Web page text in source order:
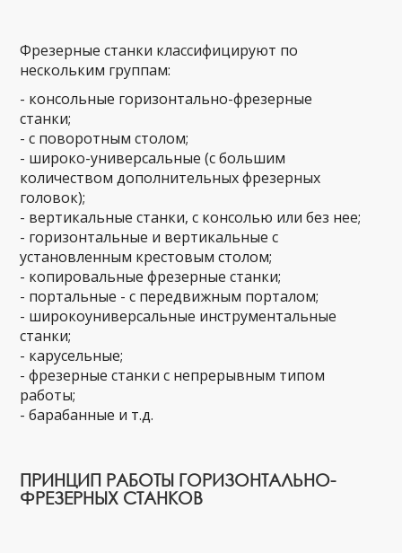
Фрезерные станки классифицируют по
нескольким группам:
- консольные горизонтально-фрезерные
станки;
- с поворотным столом;
- широко-универсальные (с большим
количеством дополнительных фрезерных
головок);
- вертикальные станки, с консолью или без нее;
- горизонтальные и вертикальные с
установленным крестовым столом;
- копировальные фрезерные станки;
- портальные - с передвижным порталом;
- широкоуниверсальные инструментальные
станки;
- карусельные;
- фрезерные станки с непрерывным типом
работы;
- барабанные и т.д.
ПРИНЦИП РАБОТЫ ГОРИЗОНТАЛЬНО-
ФРЕЗЕРНЫХ СТАНКОВ